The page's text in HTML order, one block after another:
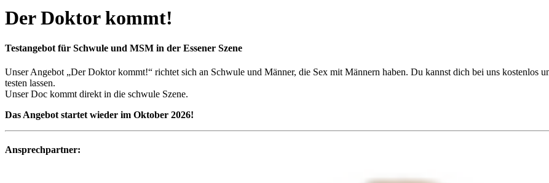
Der Doktor kommt!
Testangebot für Schwule und MSM in der Essener Szene
Unser Angebot „Der Doktor kommt!“ richtet sich an Schwule und Männer, die Sex mit Männern haben. Du kannst dich bei uns
testen lassen.
Unser Doc kommt direkt in die schwule Szene.
Das Angebot startet wieder im Oktober 2026!
Ansprechpartner: